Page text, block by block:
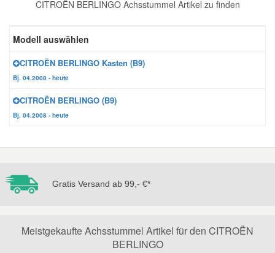
CITROËN BERLINGO Achsstummel Artikel zu finden
Modell auswählen
CITROËN BERLINGO Kasten (B9)
Bj. 04.2008 - heute
CITROËN BERLINGO (B9)
Bj. 04.2008 - heute
Gratis Versand ab 99,- €*
Meistgekaufte Achsstummel Artikel für den CITROËN
BERLINGO
Zündanlage und Glühanlage
Daihatsu Ersatzteile
Jeep Ersatzteile
Kia Ersatzteile